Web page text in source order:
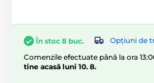
În stoc 8 buc.
Opțiuni de
Comenzile efectuate până la ora
tine acasă luni 10. 8.